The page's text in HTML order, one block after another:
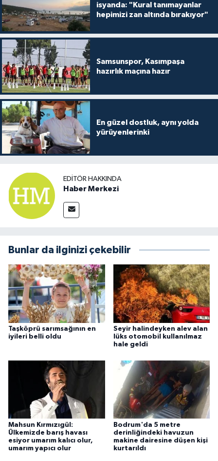
isyanda: "Kural tanımayanlar
hepimizi zan altında bırakıyor"
Samsunspor, Kasımpaşa
hazırlık maçına hazır
En güzel dostluk, aynı yolda
yürüyenlerinki
EDITÖR HAKKINDA
Haber Merkezi
Bunlar da ilginizi çekebilir
Taşköprü sarımsağının en
iyileri belli oldu
Seyir halindeyken alev alan
lüks otomobil kullanılmaz
hale geldi
Mahsun Kırmızıgül:
Ülkemizde barış havası
esiyor umarım kalıcı olur,
umarım yapıcı olur
Bodrum'da 5 metre
derinliğindeki havuzun
makine dairesine düşen kişi
kurtarıldı